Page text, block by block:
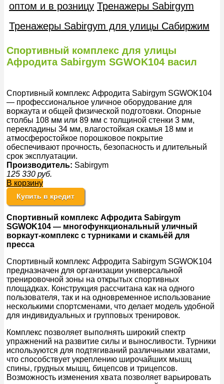
оптом и в розницу Тренажеры Sabirgym
Тренажеры Sabirgym для улицы Сабиржим
Спортивный комплекс для улицы
Афродита Sabirgym SGWOK104 васил
Спортивный комплекс Афродита Sabirgym SGWOK104
— профессиональное уличное оборудование для
воркаута и общей физической подготовки. Опорные
столбы 108 мм или 89 мм с толщиной стенки 3 мм,
перекладины 34 мм, влагостойкая скамья 18 мм и
атмосферостойкое порошковое покрытие
обеспечивают прочность, безопасность и длительный
срок эксплуатации.
Производитель: Sabirgym
125 330 руб.
В корзину
Купить в кредит
Спортивный комплекс Афродита Sabirgym
SGWOK104 — многофункциональный уличный
воркаут-комплекс с турниками и скамьёй для
пресса
Спортивный комплекс Афродита Sabirgym SGWOK104
предназначен для организации универсальной
тренировочной зоны на открытых спортивных
площадках. Конструкция рассчитана как на одного
пользователя, так и на одновременное использование
несколькими спортсменами, что делает модель удобной
для индивидуальных и групповых тренировок.
Комплекс позволяет выполнять широкий спектр
упражнений на развитие силы и выносливости. Турники
используются для подтягиваний различными хватами,
что способствует укреплению широчайших мышц
спины, грудных мышц, бицепсов и трицепсов.
Возможность изменения хвата позволяет варьировать